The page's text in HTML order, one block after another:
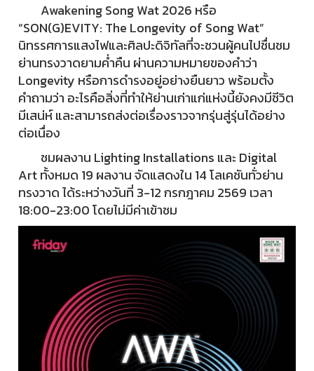
Awakening Song Wat 2026 หรือ
“SON(G)EVITY: The Longevity of Song Wat”
นิทรรศการแสงไฟและศิลปะดิจิทัลที่จะชวนผู้คนไปชื่นชม
ย่านทรงวาดยามค่ำคืน ผ่านความหมายของคำว่า
Longevity หรือการดำรงอยู่อย่างยืนยาว พร้อมตั้ง
คำถามว่า อะไรคือสิ่งที่ทำให้ย่านเก่าแก่แห่งนี้ยังคงมีชีวิต
มีเสน่ห์ และสามารถส่งต่อเรื่องราวจากรุ่นสู่รุ่นได้อย่าง
ต่อเนื่อง
ชมผลงาน Lighting Installations และ Digital
Art ทั้งหมด 19 ผลงาน จัดแสดงใน 14 โลเคชันทั่วย่าน
ทรงวาด ได้ระหว่างวันที่ 3-12 กรกฎาคม 2569 เวลา
18:00-23:00 โดยไม่มีค่าเข้าชม